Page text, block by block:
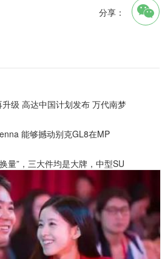
分享：
级 高达中国计划发布 万代南梦
能够撼动别克GL8在MP
量”，三大件均是大牌，中型SU